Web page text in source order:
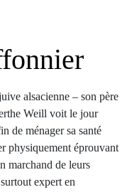
alsacienne – son père
Weill voit le jour
de ménager sa santé
physiquement éprouvant
marchand de leurs
expert en